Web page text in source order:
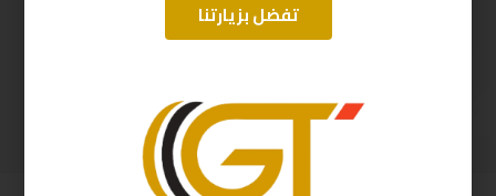
( شامل الضريبة ) 533ر.س 480
تفضل بزيارتنا